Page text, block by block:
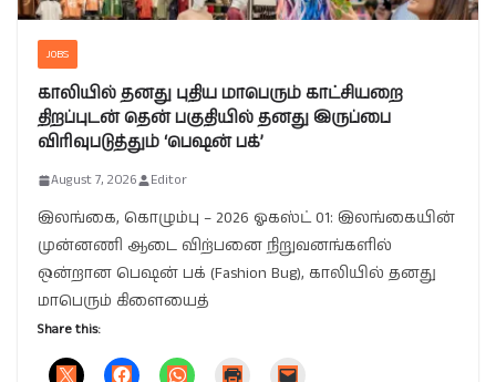
JOBS
காலியில் தனது புதிய மாபெரும் காட்சியறை
திறப்புடன் தென் பகுதியில் தனது இருப்பை
விரிவுபடுத்தும் ‘பெஷன் பக்’
August 7, 2026 Editor
இலங்கை, கொழும்பு – 2026 ஓகஸ்ட் 01: இலங்கையின்
முன்னணி ஆடை விற்பனை நிறுவனங்களில்
ஒன்றான பெஷன் பக் (Fashion Bug), காலியில் தனது
மாபெரும் கிளையைத்
Share this: